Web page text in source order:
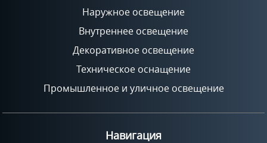
Наружное освещение
Внутреннее освещение
Декоративное освещение
Техническое оснащение
Промышленное и уличное освещение
Навигация